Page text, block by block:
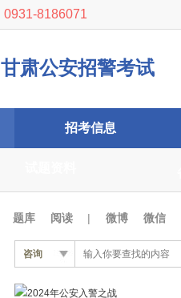
0931-8186071
甘肃公安招警考试
招考信息
题库 阅读 | 微博 微信
咨询